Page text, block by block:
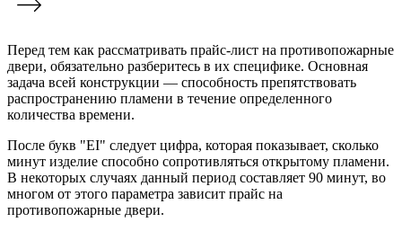
Перед тем как рассматривать прайс-лист на противопожарные
двери, обязательно разберитесь в их специфике. Основная
задача всей конструкции — способность препятствовать
распространению пламени в течение определенного
количества времени.
После букв "EI" следует цифра, которая показывает, сколько
минут изделие способно сопротивляться открытому пламени.
В некоторых случаях данный период составляет 90 минут, во
многом от этого параметра зависит прайс на
противопожарные двери.